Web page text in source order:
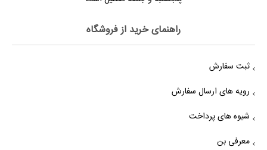
راهنمای خرید از فروشگاه
ثبت سفارش
رویه های ارسال سفارش
شیوه های پرداخت
معرفی بن